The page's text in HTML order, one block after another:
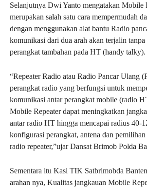
Selanjutnya Dwi Yanto mengatakan Mobile
merupakan salah satu cara mempermudah
dengan menggunakan alat bantu Radio
komunikasi dari dua arah akan terjalin tanpa
perangkat tambahan pada HT (handy talky).
“Repeater Radio atau Radio Pancar Ulang
perangkat radio yang berfungsi untuk
komunikasi antar perangkat mobile (radio
Mobile Repeater dapat meningkatkan
antar radio HT hingga mencapai radius 40-
konfigurasi perangkat, antena dan
radio repeater,”ujar Dansat Brimob Polda
Sementara itu Kasi TIK Satbrimobda
arahan nya, Kualitas jangkauan Mobile